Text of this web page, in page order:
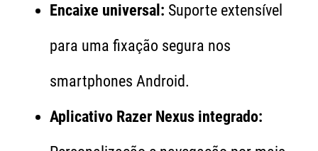
Encaixe universal: Suporte extensível
para uma fixação segura nos
smartphones Android.
Aplicativo Razer Nexus integrado: